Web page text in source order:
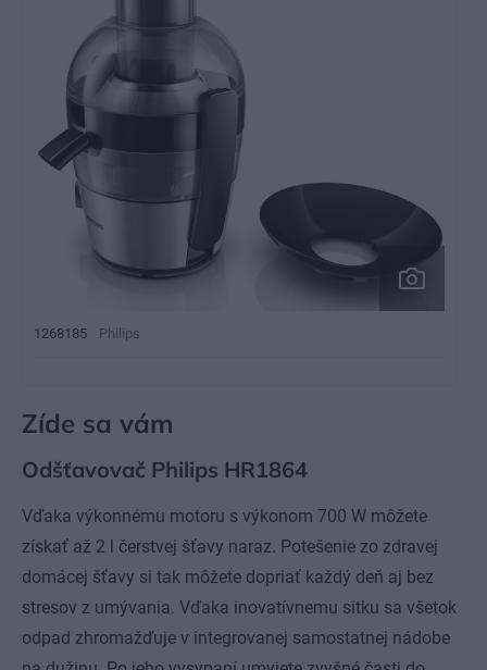
1268185 Philips
Zíde sa vám
Odšťavovač Philips HR1864
Vďaka výkonnému motoru s výkonom 700 W môžete
získať až 2 l čerstvej šťavy naraz. Potešenie zo zdravej
domácej šťavy si tak môžete dopriať každý deň aj bez
stresov z umývania. Vďaka inovatívnemu sitku sa všetok
odpad zhromažďuje v integrovanej samostatnej nádobe